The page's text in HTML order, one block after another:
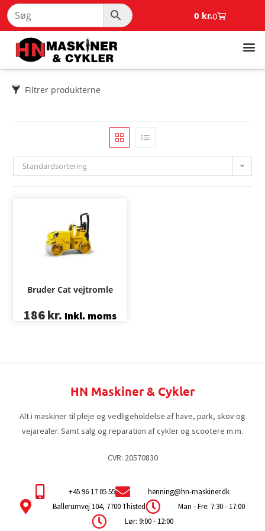
0 kr.0
Filtrer produkterne
Standardsortering
Bruder Cat vejtromle
186kr. Inkl. moms
HN Maskiner & Cykler
Alt i maskiner til pleje og vedligeholdelse af have, park, skov og
vejarealer. Samt salg og reparation af cykler og scootere m.m.
CVR: 20570830
+45 96 17 05 55
henning@hn-maskiner.dk
Ballerumvej 104, 7700 Thisted
Man - Fre: 7:30 - 17:00
Lør: 9:00 - 12:00